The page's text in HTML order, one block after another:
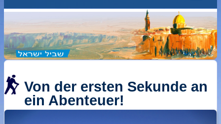
Von der ersten Sekunde an
ein Abenteuer!